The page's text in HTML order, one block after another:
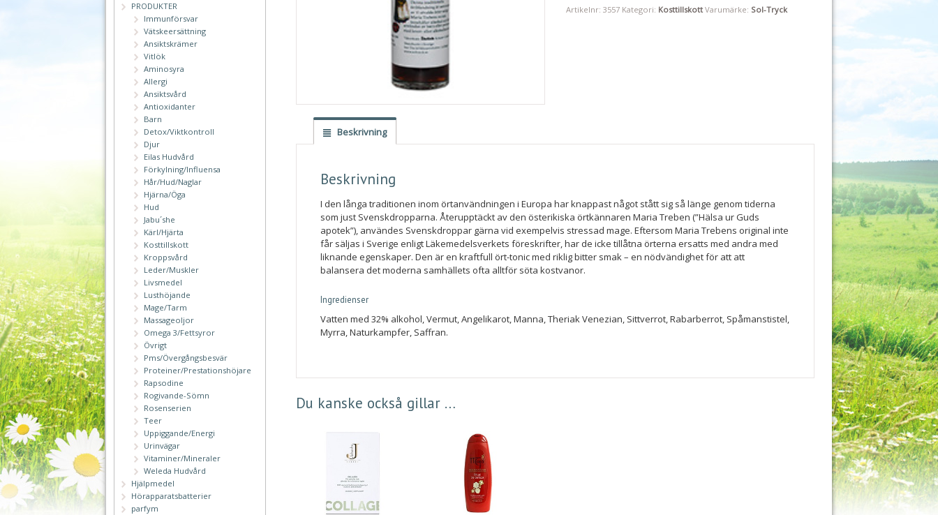
Artikelnr: 3557 Kategori: Kosttillskott Varumärke: Sol-Tryck
Beskrivning
Beskrivning
I den långa traditionen inom örtanvändningen i Europa har knappast något stått sig så länge genom tiderna
som just Svenskdropparna. Återupptäckt av den österikiska örtkännaren Maria Treben (”Hälsa ur Guds
apotek”), användes Svenskdroppar gärna vid exempelvis stressad mage. Eftersom Maria Trebens original inte
får säljas i Sverige enligt Läkemedelsverkets föreskrifter, har de icke tillåtna örterna ersatts med andra med
liknande egenskaper. Den är en kraftfull ört-tonic med riklig bitter smak – en nödvändighet för att att
balansera det moderna samhällets ofta alltför söta kostvanor.
Ingredienser
Vatten med 32% alkohol, Vermut, Angelikarot, Manna, Theriak Venezian, Sittverrot, Rabarberrot, Spåmanstistel,
Myrra, Naturkampfer, Saffran.
Du kanske också gillar …
PRODUKTER
Immunförsvar
Vätskeersättning
Ansiktskrämer
Vitlök
Aminosyra
Allergi
Ansiktsvård
Antioxidanter
Barn
Detox/Viktkontroll
Djur
Eilas Hudvård
Förkylning/Influensa
Hår/Hud/Naglar
Hjärna/Öga
Hud
Jabu´she
Kärl/Hjärta
Kosttillskott
Kroppsvård
Leder/Muskler
Livsmedel
Lusthöjande
Mage/Tarm
Massageoljor
Omega 3/Fettsyror
Övrigt
Pms/Övergångsbesvär
Proteiner/Prestationshöjare
Rapsodine
Rogivande-Sömn
Rosenserien
Teer
Uppiggande/Energi
Urinvägar
Vitaminer/Mineraler
Weleda Hudvård
Hjälpmedel
Hörapparatsbatterier
parfym